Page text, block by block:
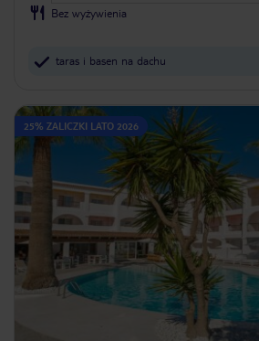
Bez wyżywienia
taras i basen na dachu
25% ZALICZKI LATO 2026